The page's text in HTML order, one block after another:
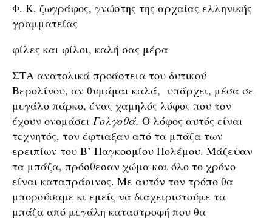
Φ. Κ. ζωγράφος, γνώστης της αρχαίας ελληνικής
γραμματείας
φίλες και φίλοι, καλή σας μέρα
ΣΤΑ ανατολικά προάστεια του δυτικού
Βερολίνου, αν θυμάμαι καλά, υπάρχει, μέσα σε
μεγάλο πάρκο, ένας χαμηλός λόφος που τον
έχουν ονομάσει Γολγοθά. Ο λόφος αυτός είναι
τεχνητός, τον έφτιαξαν από τα μπάζα των
ερειπίων του Β’ Παγκοσμίου Πολέμου. Μάζεψαν
τα μπάζα, πρόσθεσαν χώμα και όλο το χρόνο
είναι καταπράσινος. Με αυτόν τον τρόπο θα
μπορούσαμε κι εμείς να διαχειριστούμε τα
μπάζα από μεγάλη καταστροφή που θα